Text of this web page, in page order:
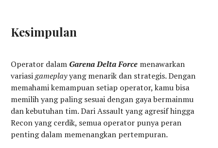
Kesimpulan
Operator dalam Garena Delta Force menawarkan
variasigameplayyang menarik dan strategis. Dengan
memahami kemampuan setiap operator, kamu bisa
memilih yang paling sesuai dengan gaya bermainmu
dan kebutuhan tim. Dari Assault yang agresif hingga
Recon yang cerdik, semua operator punya peran
penting dalam memenangkan pertempuran.